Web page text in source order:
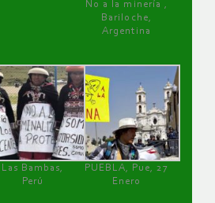
No a la minería ,
Bariloche,
Argentina
Las Bambas,
Perú
PUEBLA, Pue, 27
Enero